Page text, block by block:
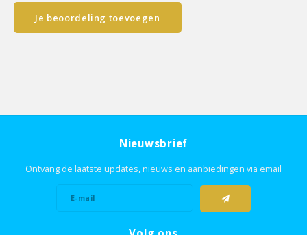
Je beoordeling toevoegen
Nieuwsbrief
Ontvang de laatste updates, nieuws en aanbiedingen via email